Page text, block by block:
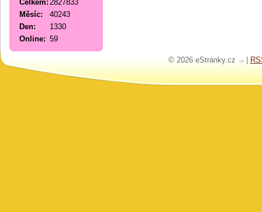
Online: 59
Celkem: 2827833
Měsíc:
40243
Den:
1330
© 2026 eStránky.cz